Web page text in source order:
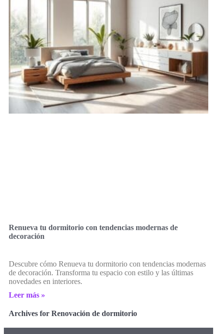
Renueva tu dormitorio con tendencias modernas de
decoración
Descubre cómo Renueva tu dormitorio con tendencias modernas
de decoración. Transforma tu espacio con estilo y las últimas
novedades en interiores.
Leer más »
Archives for Renovación de dormitorio